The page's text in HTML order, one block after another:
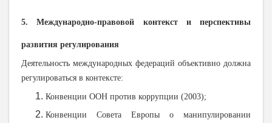
5. Международно-правовой контекст и перспективы
развития регулирования
Деятельность международных федераций объективно должна
регулироваться в контексте:
Конвенции ООН против коррупции (2003);
Конвенции Совета Европы о манипулировании